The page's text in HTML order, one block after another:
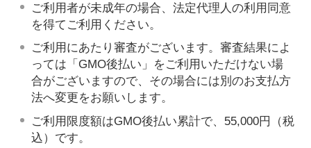
ご利用者が未成年の場合、法定代理人の利用同意
を得てご利用ください。
ご利用にあたり審査がございます。審査結果によ
っては「GMO後払い」をご利用いただけない場
合がございますので、その場合には別のお支払方
法へ変更をお願いします。
ご利用限度額はGMO後払い累計で、55,000円（税
込）です。